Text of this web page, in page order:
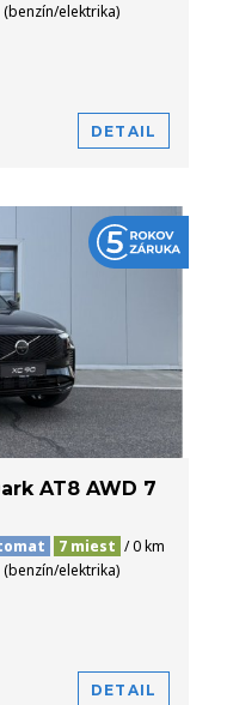
(benzín/elektrika)
DETAIL
AT8 AWD 7
7 miest / 0 km
(benzín/elektrika)
DETAIL